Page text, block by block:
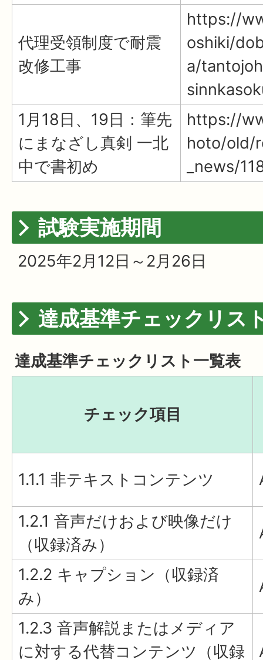
代理受領制度で耐震
改修工事
https://
oshiki/
a/
1月18日、19日：筆先
にまなざし真剣 一北
中で書初め
https://
hoto/old/
_news/
試験実施期間
2025年2月12日～2月26日
達成基準チェックリス
達成基準チェックリスト一覧表
チェック項目
1.1.1 非テキストコンテンツ
1.2.1 音声だけおよび映像だけ
（収録済み）
1.2.2 キャプション（収録済
み）
1.2.3 音声解説またはメディア
に対する代替コンテンツ（収録